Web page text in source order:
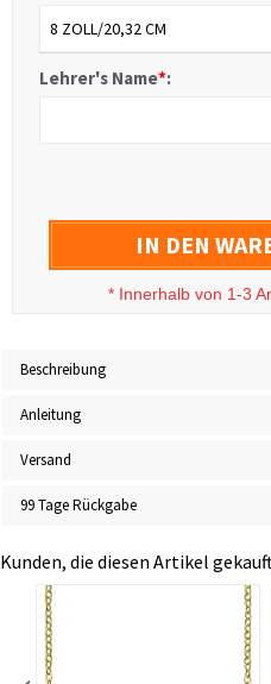
8 ZOLL/20,32 CM
Lehrer's Name*:
IN DEN
* Innerhalb von 1-3
Beschreibung
Anleitung
Versand
99 Tage Rückgabe
Kunden, die diesen Artikel